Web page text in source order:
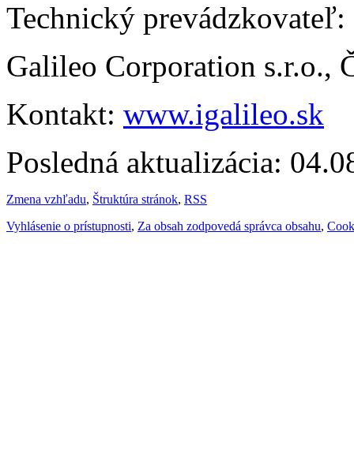
Technický prevádzkovateľ:
Galileo Corporation s.r.o.,
Kontakt: www.igalileo.sk
Posledná aktualizácia:
Zmena vzhľadu, Štruktúra stránok, RSS
Vyhlásenie o prístupnosti, Za obsah zodpovedá správca obsahu,